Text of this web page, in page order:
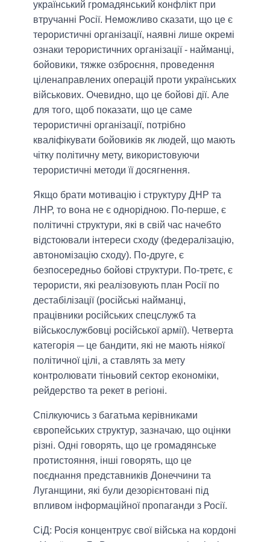
український громадянський конфлікт при
втручанні Росії. Неможливо сказати, що це є
терористичні організації, наявні лише окремі
ознаки терористичних організації - найманці,
бойовики, тяжке озброєння, проведення
ціленаправлених операцій проти українських
військових. Очевидно, що це бойові дії. Але
для того, щоб показати, що це саме
терористичні організації, потрібно
кваліфікувати бойовиків як людей, що мають
чітку політичну мету, використовуючи
терористичні методи її досягнення.
Якщо брати мотивацію і структуру ДНР та
ЛНР, то вона не є однорідною. По-перше, є
політичні структури, які в свій час начебто
відстоювали інтереси сходу (федералізацію,
автономізацію сходу). По-друге, є
безпосередньо бойові структури. По-третє, є
терористи, які реалізовують план Росії по
дестабілізації (російські найманці,
працівники російських спецслужб та
військослужбовці російської армії). Четверта
категорія ─ це бандити, які не мають ніякої
політичної цілі, а ставлять за мету
контролювати тіньовий сектор економіки,
рейдерство та рекет в регіоні.
Спілкуючись з багатьма керівниками
європейських структур, зазначаю, що оцінки
різні. Одні говорять, що це громадянське
протистояння, інші говорять, що це
поєднання представників Донеччини та
Луганщини, які були дезорієнтовані під
впливом інформаційної пропаганди з Росії.
СіД: Росія концентрує свої війська на кордоні